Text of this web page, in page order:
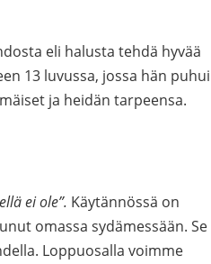
eli halusta tehdä hyvää
13 luvussa, jossa hän puhui
ja heidän tarpeensa.
ei ole”. Käytännössä on
omassa sydämessään. Se
Loppuosalla voimme